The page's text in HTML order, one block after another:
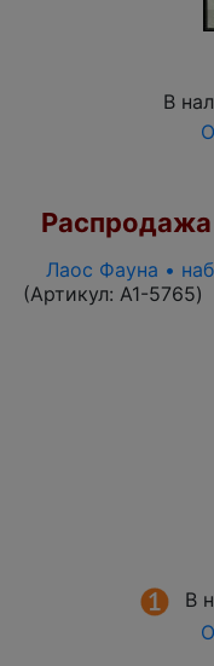
В
Распродажа
Лаос Фауна •
(Артикул: A1-5765)
В